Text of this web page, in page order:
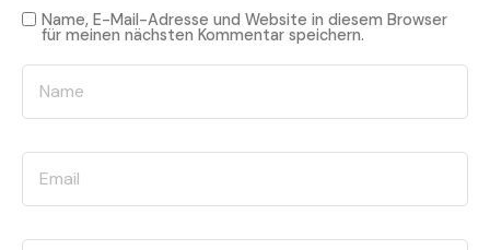
Name, E-Mail-Adresse und Website in diesem Browser
für meinen nächsten Kommentar speichern.